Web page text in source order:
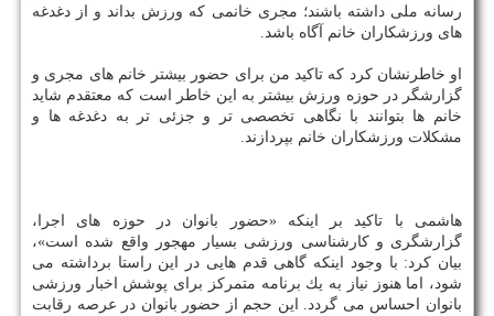
رسانه ملی داشته باشند؛ مجری خانمی كه ورزش بداند و از دغدغه
های ورزشكاران خانم آگاه باشد.
او خاطرنشان كرد كه تاكید من برای حضور بیشتر خانم های مجری و
گزارشگر در حوزه ورزش بیشتر به این خاطر است كه معتقدم شاید
خانم ها بتوانند با نگاهی تخصصی تر و جزئی تر به دغدغه ها و
مشكلات ورزشكاران خانم بپردازند.
هاشمی با تاكید بر اینكه «حضور بانوان در حوزه های اجرا،
گزارشگری و كارشناسی ورزشی بسیار مهجور واقع شده است»،
بیان كرد: با وجود اینكه گاهی قدم هایی در این راستا برداشته می
شود، اما هنوز نیاز به یك برنامه متمركز برای پوشش اخبار ورزشی
بانوان احساس می گردد. این حجم از حضور بانوان در عرصه رقابت